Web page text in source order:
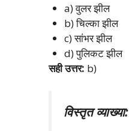
a) वुलर झील
b) चिल्का झील
c) सांभर झील
d) पुलिकट झील
सही उत्तर: b)
विस्तृत व्याख्या: